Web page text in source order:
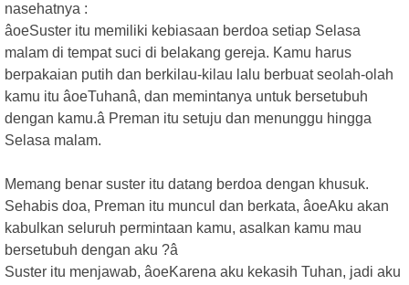
nasehatnya :
âoeSuster itu memiliki kebiasaan berdoa setiap Selasa
malam di tempat suci di belakang gereja. Kamu harus
berpakaian putih dan berkilau-kilau lalu berbuat seolah-olah
kamu itu âoeTuhanâ, dan memintanya untuk bersetubuh
dengan kamu.â Preman itu setuju dan menunggu hingga
Selasa malam.
Memang benar suster itu datang berdoa dengan khusuk.
Sehabis doa, Preman itu muncul dan berkata, âoeAku akan
kabulkan seluruh permintaan kamu, asalkan kamu mau
bersetubuh dengan aku ?â
Suster itu menjawab, âoeKarena aku kekasih Tuhan, jadi aku